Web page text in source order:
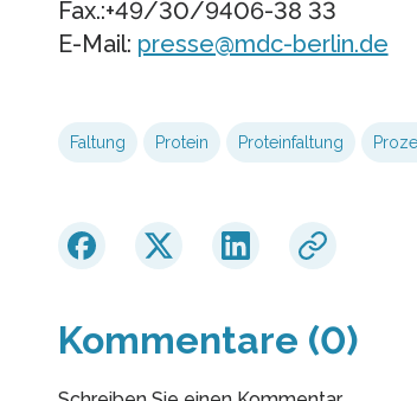
Fax.:+49/30/9406-38 33
E-Mail: presse@mdc-berlin.de
Faltung Protein Proteinfaltung
Kommentare (0)